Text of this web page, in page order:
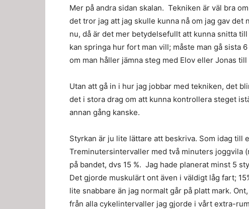
Mer på andra sidan skalan. Tekniken är väl bra
det tror jag att jag skulle kunna nå om jag gav
nu, då är det mer betydelsefullt att kunna snitta
kan springa hur fort man vill; måste man gå sista
om man håller jämna steg med Elov eller Jonas till
Utan att gå in i hur jag jobbar med tekniken, det
det i stora drag om att kunna kontrollera steget
annan gång kanske.
Styrkan är ju lite lättare att beskriva. Som idag till
Treminutersintervaller med två minuters joggvila
på bandet, dvs 15 %. Jag hade planerat minst 5
Det gjorde muskulärt ont även i väldigt låg fart;
lite snabbare än jag normalt går på platt mark.
från alla cykelintervaller jag gjorde i vårt extra-